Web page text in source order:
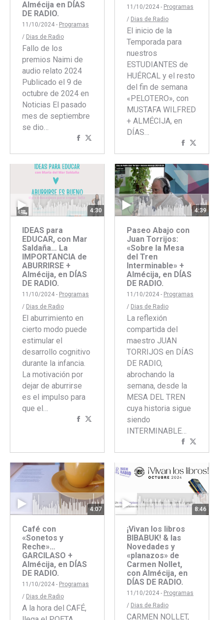
Almécija en DÍAS
DE RADIO.
11/10/2024 - Programas
/ Dias de Radio
Fallo de los
premios Naimi de
audio relato 2024
Publicado el 9 de
octubre de 2024 en
Noticias El pasado
mes de septiembre
se dio…
Compartir
11/10/2024 - Programas
/ Dias de Radio
El inicio de la
Temporada para
nuestros
ESTUDIANTES de
HUÉRCAL y el resto
del fin de semana
«PELOTERO», con
MUSTAFA WILFRED
+ ALMÉCIJA, en
DÍAS…
Compartir
concon
4:30
IDEAS para
EDUCAR, con Mar
Saldaña… La
IMPORTANCIA de
ABURRIRSE +
Almécija, en DÍAS
DE RADIO.
11/10/2024 - Programas
/ Dias de Radio
El aburrimiento en
cierto modo puede
estimular el
desarrollo cognitivo
durante la infancia.
La motivación por
dejar de aburrirse
es el impulso para
que el…
Compartir
4:39
Paseo Abajo con
Juan Torrijos:
«Sobre la Mesa
del Tren
Interminable» +
Almécija, en DÍAS
DE RADIO.
11/10/2024 - Programas
/ Dias de Radio
La reflexión
compartida del
maestro JUAN
TORRIJOS en DÍAS
DE RADIO,
abrochando la
semana, desde la
MESA DEL TREN
cuya historia sigue
siendo
INTERMINABLE…
Compartir
concon
4:07
Café con
«Sonetos y
Reche»…
GARCILASO +
Almécija, en DÍAS
DE RADIO.
11/10/2024 - Programas
/ Dias de Radio
A la hora del CAFÉ,
8:46
¡Vivan los libros
BIBABUK! & las
Novedades y
«planazos» de
Carmen Nollet,
con Almécija, en
DÍAS DE RADIO.
11/10/2024 - Programas
/ Dias de Radio
CARMEN NOLLET,